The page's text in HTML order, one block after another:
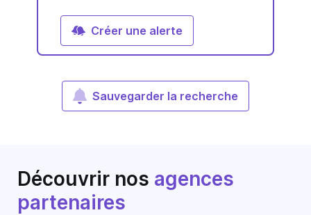
Créer une alerte
Sauvegarder la recherche
Découvrir nos agences
partenaires